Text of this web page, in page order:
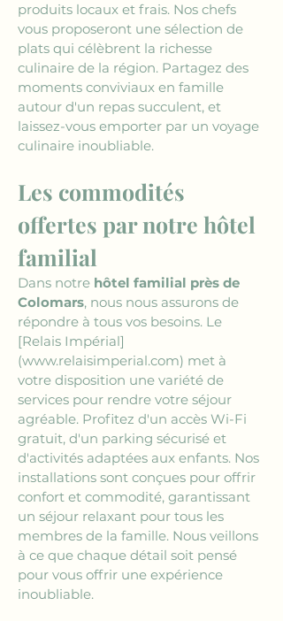
produits locaux et frais. Nos chefs
vous proposeront une sélection de
plats qui célèbrent la richesse
culinaire de la région. Partagez des
moments conviviaux en famille
autour d'un repas succulent, et
laissez-vous emporter par un voyage
culinaire inoubliable.
Les commodités
offertes par notre hôtel
familial
Dans notre hôtel familial près de
Colomars, nous nous assurons de
répondre à tous vos besoins. Le
[Relais Impérial]
(www.relaisimperial.com) met à
votre disposition une variété de
services pour rendre votre séjour
agréable. Profitez d'un accès Wi-Fi
gratuit, d'un parking sécurisé et
d'activités adaptées aux enfants. Nos
installations sont conçues pour offrir
confort et commodité, garantissant
un séjour relaxant pour tous les
membres de la famille. Nous veillons
à ce que chaque détail soit pensé
pour vous offrir une expérience
inoubliable.